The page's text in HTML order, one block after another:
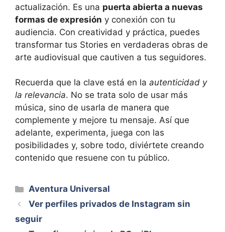
actualización. Es una puerta abierta a nuevas
formas de expresión y conexión con tu
audiencia. Con creatividad y práctica, puedes
transformar tus Stories en verdaderas obras de
arte audiovisual que cautiven a tus seguidores.
Recuerda que la clave está en la autenticidad y
la relevancia. No se trata solo de usar más
música, sino de usarla de manera que
complemente y mejore tu mensaje. Así que
adelante, experimenta, juega con las
posibilidades y, sobre todo, diviértete creando
contenido que resuene con tu público.
Categorías
Aventura Universal
Ver perfiles privados de Instagram sin
seguir